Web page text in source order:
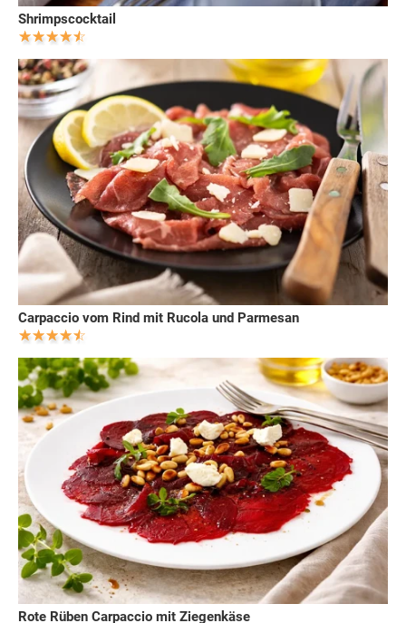
Shrimpscocktail
Carpaccio vom Rind mit Rucola und Parmesan
Rote Rüben Carpaccio mit Ziegenkäse